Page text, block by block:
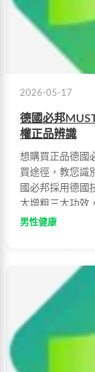
2026-05-17
德國必邦
權正品辨識
想購買正品德國
買途徑，教您識
國必邦採用德國
大增粗三大功效
男性健康